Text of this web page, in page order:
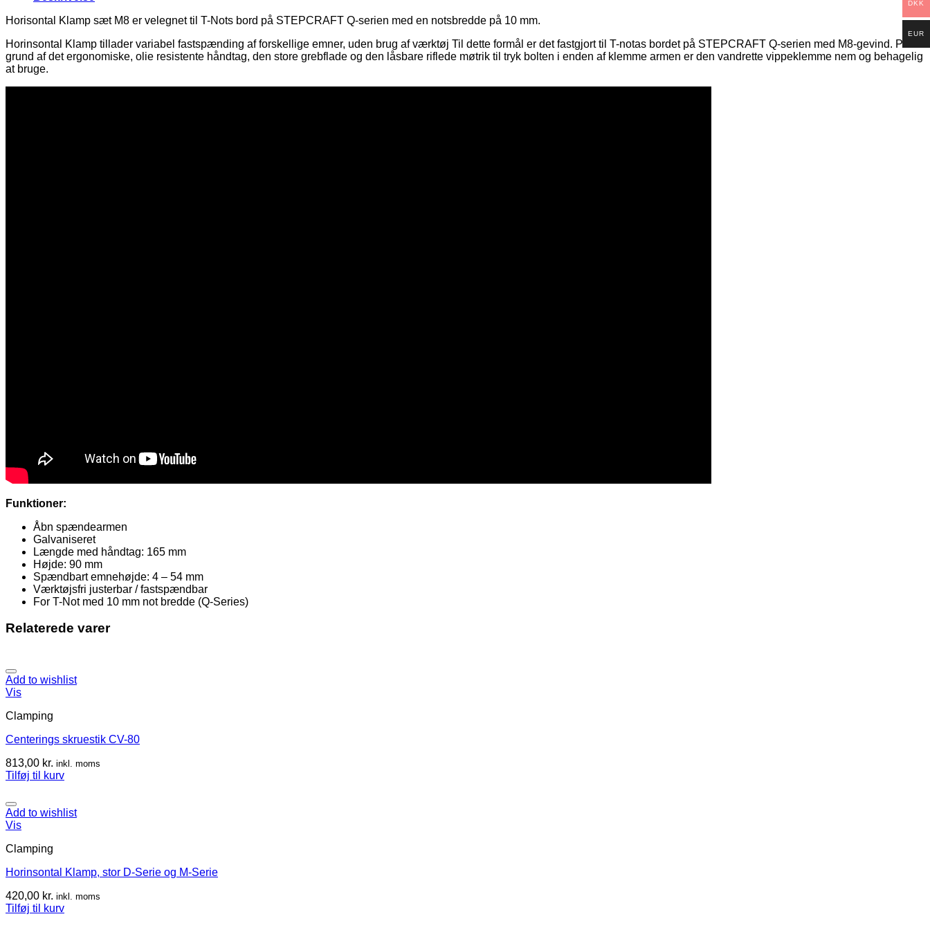
Horisontal Klamp sæt M8 er velegnet til T-Nots bord på STEPCRAFT Q-serien med en notsbredde på 10 mm.
Horinsontal Klamp tillader variabel fastspænding af forskellige emner, uden brug af værktøj Til dette formål er det fastgjort til T-notas bordet på STEPCRAFT Q-serien med M8-gevind. På
grund af det ergonomiske, olie resistente håndtag, den store grebflade og den låsbare riflede møtrik til tryk bolten i enden af ​​klemme armen er den vandrette vippeklemme nem og behagelig
at bruge.
Funktioner:
Åbn spændearmen
Galvaniseret
Længde med håndtag: 165 mm
Højde: 90 mm
Spændbart emnehøjde: 4 – 54 mm
Værktøjsfri justerbar / fastspændbar
For T-Not med 10 mm not bredde (Q-Series)
Relaterede varer
Add to wishlist
Vis
Clamping
Centerings skruestik CV-80
813,00 kr. inkl. moms
Tilføj til kurv
Add to wishlist
Vis
Clamping
Horinsontal Klamp, stor D-Serie og M-Serie
420,00 kr. inkl. moms
Tilføj til kurv
DKK
EUR